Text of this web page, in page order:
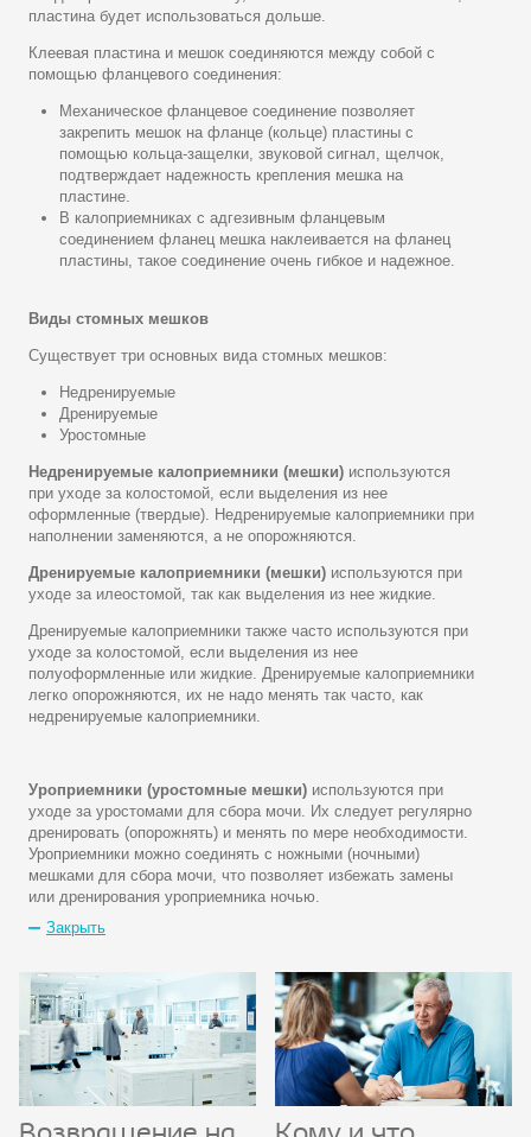
пластина будет использоваться дольше.
Клеевая пластина и мешок соединяются между собой с
помощью фланцевого соединения:
Механическое фланцевое соединение позволяет
закрепить мешок на фланце (кольце) пластины с
помощью кольца-защелки, звуковой сигнал, щелчок,
подтверждает надежность крепления мешка на
пластине.
В калоприемниках с адгезивным фланцевым
соединением фланец мешка наклеивается на фланец
пластины, такое соединение очень гибкое и надежное.
Виды стомных мешков
Существует три основных вида стомных мешков:
Недренируемые
Дренируемые
Уростомные
Недренируемые калоприемники (мешки) используются
при уходе за колостомой, если выделения из нее
оформленные (твердые). Недренируемые калоприемники при
наполнении заменяются, а не опорожняются.
Дренируемые калоприемники (мешки) используются при
уходе за илеостомой, так как выделения из нее жидкие.
Дренируемые калоприемники также часто используются при
уходе за колостомой, если выделения из нее
полуоформленные или жидкие. Дренируемые калоприемники
легко опорожняются, их не надо менять так часто, как
недренируемые калоприемники.
Уроприемники (уростомные мешки) используются при
уходе за уростомами для сбора мочи. Их следует регулярно
дренировать (опорожнять) и менять по мере необходимости.
Уроприемники можно соединять с ножными (ночными)
мешками для сбора мочи, что позволяет избежать замены
или дренирования уроприемника ночью.
Закрыть